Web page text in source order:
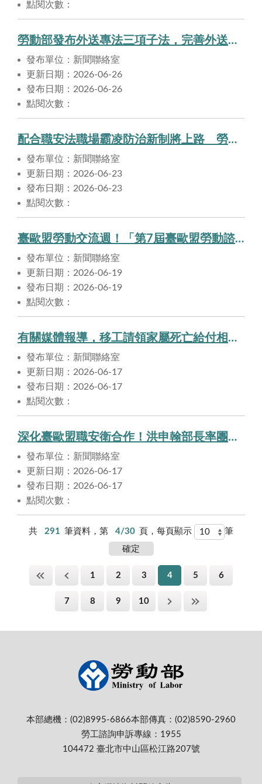
點閱次數：
勞動部發布外送專法三項子法，完善外送員權益保障及平臺管理機制
發布單位：新聞聯絡室
更新日期：2026-06-26
發布日期：2026-06-26
點閱次數：
配合職安法職場霸凌防治新制將上路 勞動部發布子法及配套措施協助企業落實法遵、打造健康友善職場
發布單位：新聞聯絡室
更新日期：2026-06-23
發布日期：2026-06-23
點閱次數：
臺歐盟勞動交流週！「第7屆臺歐盟勞動諮商會議」圓滿落幕，聚焦平臺經濟勞工保障及供應鏈尊嚴勞動議題。
發布單位：新聞聯絡室
更新日期：2026-06-19
發布日期：2026-06-19
點閱次數：
有關媒體報導，移工請領家屬死亡給付相關議題，有越南網站聲稱能提供死亡證明，還保證政府蓋章、資料齊全，能夠以假亂真， 恐成為請領破口，勞保局回應
發布單位：新聞聯絡室
更新日期：2026-06-17
發布日期：2026-06-17
點閱次數：
深化臺歐盟職安衛合作！洪申翰部長率團赴西班牙與EU-OSHA攜手因應氣候變遷與勞動轉型挑戰
發布單位：新聞聯絡室
更新日期：2026-06-17
發布日期：2026-06-17
點閱次數：
共 291 筆資料，第 4/30 頁，每頁顯示 筆
1 2 3 4 5 6
7 8 9 10
本部總機：(02)8995-6866本部傳真：(02)8590-2960
勞工諮詢申訴專線：1955
104472 臺北市中山區松江路207號